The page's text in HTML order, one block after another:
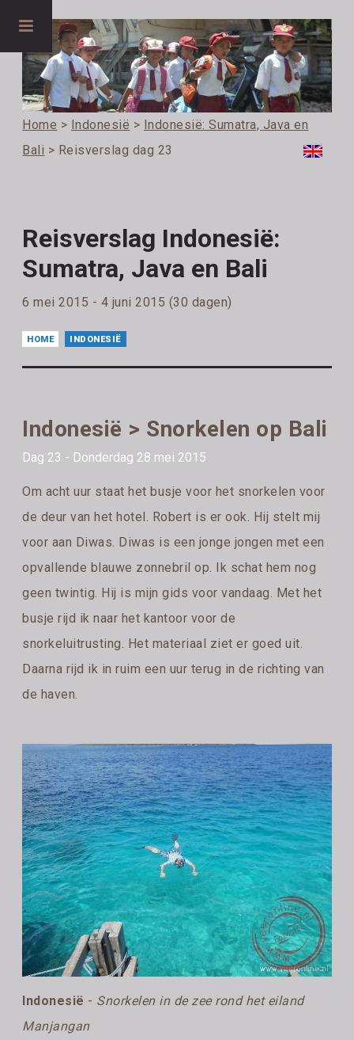
Home > Indonesië > Indonesië: Sumatra, Java en
Bali > Reisverslag dag 23
Reisverslag Indonesië:
Sumatra, Java en Bali
6 mei 2015 - 4 juni 2015 (30 dagen)
HOME INDONESIË
Indonesië > Snorkelen op Bali
Dag 23 - Donderdag 28 mei 2015
Om acht uur staat het busje voor het snorkelen voor
de deur van het hotel. Robert is er ook. Hij stelt mij
voor aan Diwas. Diwas is een jonge jongen met een
opvallende blauwe zonnebril op. Ik schat hem nog
geen twintig. Hij is mijn gids voor vandaag. Met het
busje rijd ik naar het kantoor voor de
snorkeluitrusting. Het materiaal ziet er goed uit.
Daarna rijd ik in ruim een uur terug in de richting van
de haven.
Indonesië - Snorkelen in de zee rond het eiland
Manjangan